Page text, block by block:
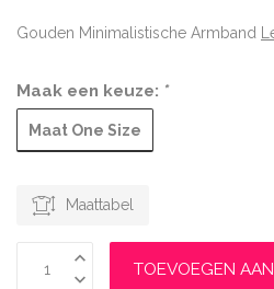
Gouden Minimalistische Armband
Maak een keuze: *
Maat One Size
Maattabel
TOEVOEGEN